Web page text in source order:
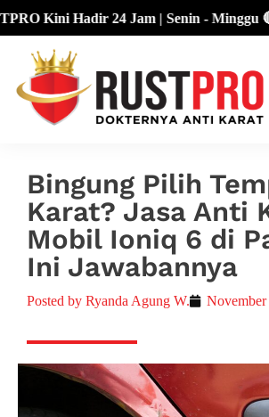
Kini Hadir 24 Jam | Senin - Minggu 🔴
Bingung Pilih
Karat? Jasa Anti
Mobil Ioniq 6 di
Ini Jawabannya
Posted by Ryanda Agung W.